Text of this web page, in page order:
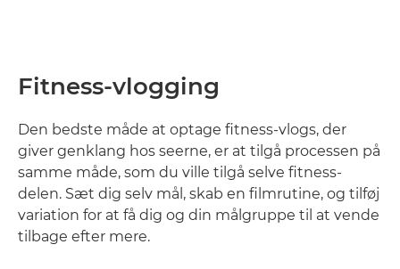
Fitness-vlogging
Den bedste måde at optage fitness-vlogs, der
giver genklang hos seerne, er at tilgå processen på
samme måde, som du ville tilgå selve fitness-
delen. Sæt dig selv mål, skab en filmrutine, og tilføj
variation for at få dig og din målgruppe til at vende
tilbage efter mere.